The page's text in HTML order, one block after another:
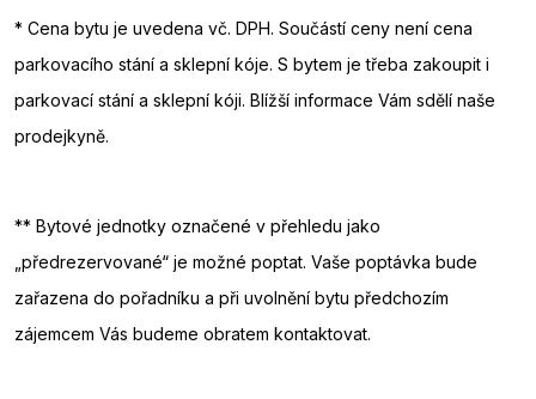
* Cena bytu je uvedena vč. DPH. Součástí ceny není cena
parkovacího stání a sklepní kóje. S bytem je třeba zakoupit i
parkovací stání a sklepní kóji. Blížší informace Vám sdělí naše
prodejkyně.
** Bytové jednotky označené v přehledu jako
„předrezervované“ je možné poptat. Vaše poptávka bude
zařazena do pořadníku a při uvolnění bytu předchozím
zájemcem Vás budeme obratem kontaktovat.